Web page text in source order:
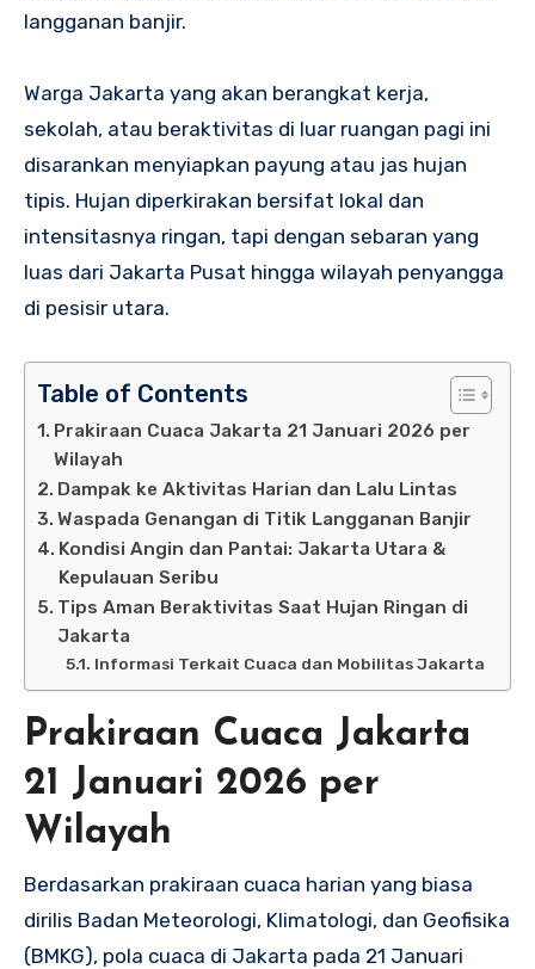
langganan banjir.
Warga Jakarta yang akan berangkat kerja,
sekolah, atau beraktivitas di luar ruangan pagi ini
disarankan menyiapkan payung atau jas hujan
tipis. Hujan diperkirakan bersifat lokal dan
intensitasnya ringan, tapi dengan sebaran yang
luas dari Jakarta Pusat hingga wilayah penyangga
di pesisir utara.
Table of Contents
Prakiraan Cuaca Jakarta 21 Januari 2026 per
Wilayah
Dampak ke Aktivitas Harian dan Lalu Lintas
Waspada Genangan di Titik Langganan Banjir
Kondisi Angin dan Pantai: Jakarta Utara &
Kepulauan Seribu
Tips Aman Beraktivitas Saat Hujan Ringan di
Jakarta
Informasi Terkait Cuaca dan Mobilitas Jakarta
Prakiraan Cuaca Jakarta
21 Januari 2026 per
Wilayah
Berdasarkan prakiraan cuaca harian yang biasa
dirilis Badan Meteorologi, Klimatologi, dan Geofisika
(BMKG), pola cuaca di Jakarta pada 21 Januari